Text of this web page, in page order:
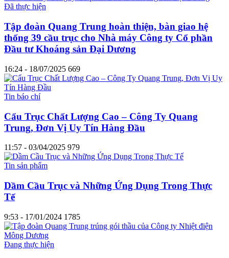
Đã thực hiện
Tập đoàn Quang Trung hoàn thiện, bàn giao hệ
thống 39 cầu trục cho Nhà máy Công ty Cổ phần
Đầu tư Khoáng sản Đại Dương
16:24 - 18/07/2025 669
Tin báo chí
Cẩu Trục Chất Lượng Cao – Công Ty Quang
Trung, Đơn Vị Uy Tín Hàng Đầu
11:57 - 03/04/2025 979
Tin sản phẩm
Dầm Cầu Trục và Những Ứng Dụng Trong Thực
Tế
9:53 - 17/01/2024 1785
Đang thực hiện